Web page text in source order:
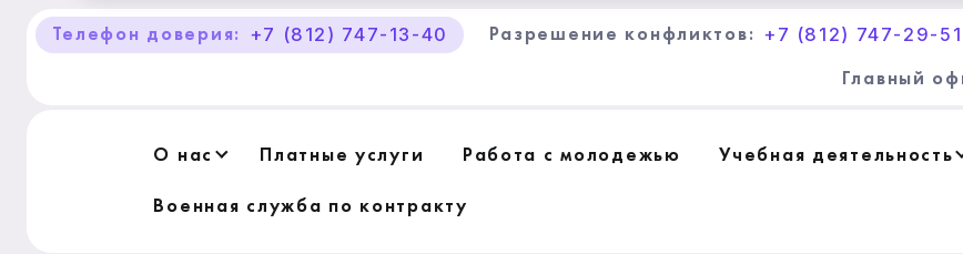
Телефон доверия: +7 (812) 747-13-40 Разрешение конфликтов: +7 (812) 747-29-51
Главный
О нас Платные услуги Работа с молодежью Учебная деятельность
Военная служба по контракту
О Центре «КОНТАКТ»